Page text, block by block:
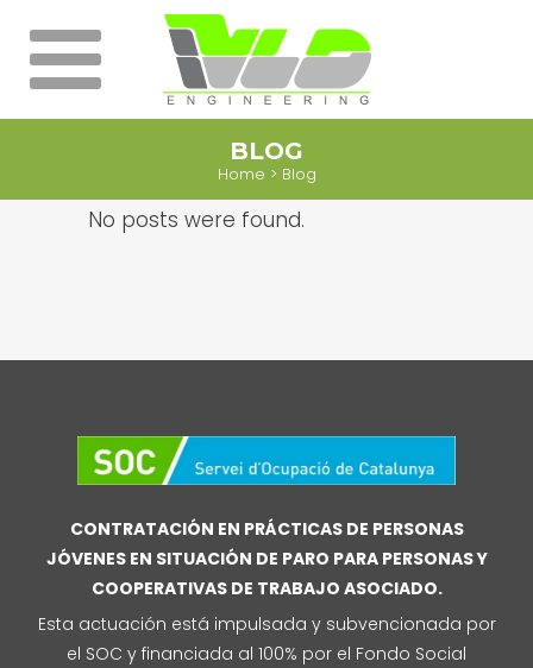
BLOG
Home > Blog
No posts were found.
CONTRATACIÓN EN PRÁCTICAS DE PERSONAS
JÓVENES EN SITUACIÓN DE PARO PARA PERSONAS Y
COOPERATIVAS DE TRABAJO ASOCIADO.
Esta actuación está impulsada y subvencionada por
el SOC y financiada al 100% por el Fondo Social